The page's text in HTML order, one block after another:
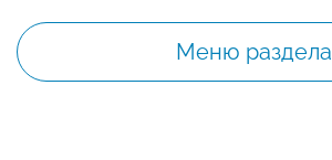
Меню раздела